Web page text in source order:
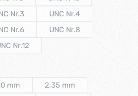
zurzeit nicht verfügbar.)
(Diese Option ist zurzeit nicht verfügbar.)
(Diese Option ist
Nr.3 UNC Nr.4
Nr.6 UNC Nr.8
Nr.12
zurzeit nicht verfügbar.)
mm
(Diese Option ist zurzeit nicht verfügbar.)
2,35 mm